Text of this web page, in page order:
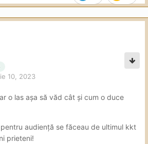
10, 2023
o las așa să văd cât și cum o duce
audiență se făceau de ultimul kkt
prieteni!